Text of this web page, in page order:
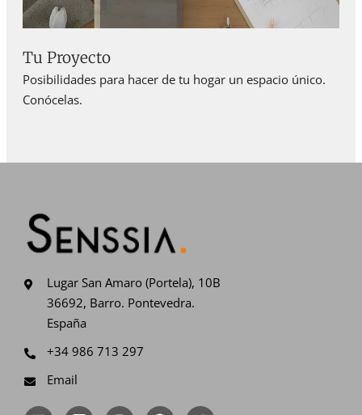
Tu Proyecto
Posibilidades para hacer de tu hogar un espacio único.
Conócelas.
Lugar San Amaro (Portela), 10B
36692, Barro. Pontevedra.
España
+34 986 713 297
Email